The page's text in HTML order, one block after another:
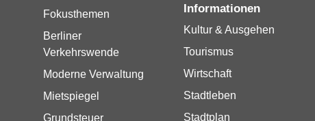
Fokusthemen
Berliner
Verkehrswende
Moderne Verwaltung
Mietspiegel
Grundsteuer
Informationen
Kultur & Ausgehen
Tourismus
Wirtschaft
Stadtleben
Stadtplan